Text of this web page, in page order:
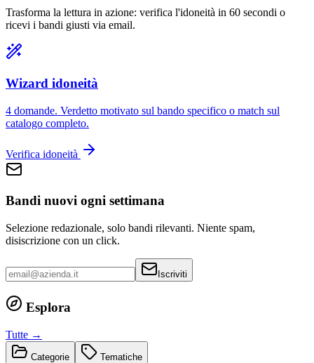
Trasforma la lettura in azione: verifica l'idoneità in 60 secondi o
ricevi i bandi giusti via email.
Wizard idoneità
4 domande. Verdetto motivato sul bando specifico o match sul
catalogo completo.
Verifica idoneità
Bandi nuovi ogni settimana
Selezione redazionale, solo bandi rilevanti. Niente spam,
disiscrizione con un click.
Iscriviti
Esplora
Tutte →
Categorie
Tematiche